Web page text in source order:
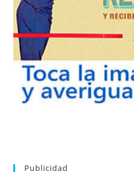
Tras registrarte tendrás
consultar el directorio
aprender la coreografía que
correo la newsletter con las
de nuevos bailes. En
tu suscripción a la
Publicidad